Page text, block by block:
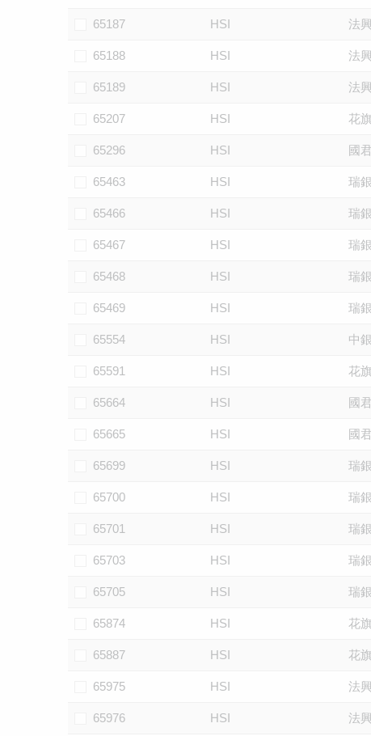
65187 HSI 法興
65188 HSI 法興
65189 HSI 法興
65207 HSI 花旗
65296 HSI 國君
65463 HSI 瑞銀
65466 HSI 瑞銀
65467 HSI 瑞銀
65468 HSI 瑞銀
65469 HSI 瑞銀
65554 HSI 中銀
65591 HSI 花旗
65664 HSI 國君
65665 HSI 國君
65699 HSI 瑞銀
65700 HSI 瑞銀
65701 HSI 瑞銀
65703 HSI 瑞銀
65705 HSI 瑞銀
65874 HSI 花旗
65887 HSI 花旗
65975 HSI 法興
65976 HSI 法興